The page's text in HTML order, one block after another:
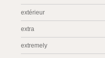
extérieur
extra
extremely